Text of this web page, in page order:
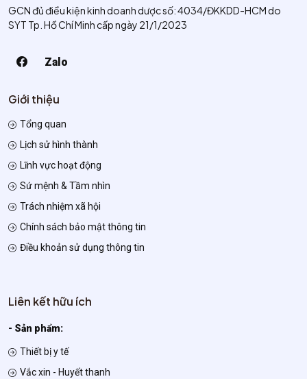
GCN đủ điều kiện kinh doanh dược số: 4034/ĐKKDD-HCM do
SYT Tp. Hồ Chí Minh cấp ngày 21/1/2023
Zalo
Giới thiệu
Tổng quan
Lịch sử hình thành
Lĩnh vực hoạt động
Sứ mệnh & Tầm nhìn
Trách nhiệm xã hội
Chính sách bảo mật thông tin
Điều khoản sử dụng thông tin
Liên kết hữu ích
- Sản phẩm:
Thiết bị y tế
Vắc xin - Huyết thanh